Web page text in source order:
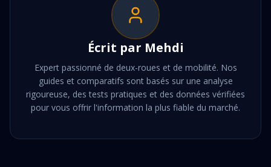
Écrit par Mehdi
Expert passionné de deux-roues et de mobilité. Nos
guides et comparatifs sont basés sur une analyse
rigoureuse, des tests pratiques et des données vérifiées
pour vous offrir l'information la plus fiable du marché.